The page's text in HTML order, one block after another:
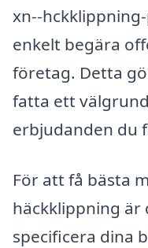
xn--
enkelt begära
företag. Detta
fatta ett
erbjudanden du
För att få bästa
häckklippning är
specificera dina